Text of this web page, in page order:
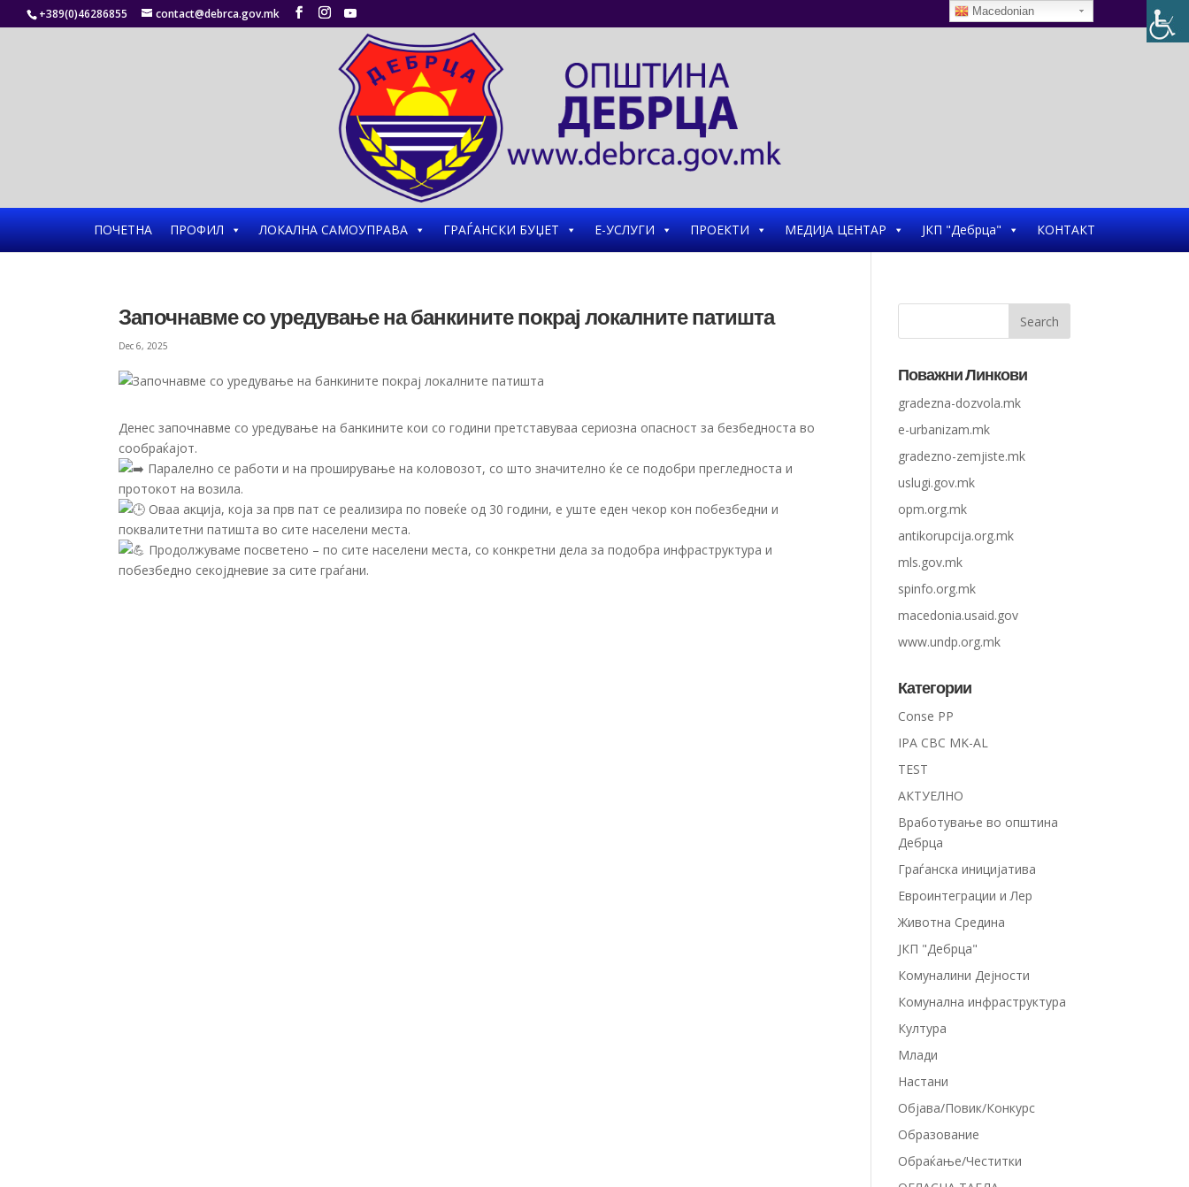
+389(0)46286855 contact@debrca.gov.mk
ПОЧЕТНА ПРОФИЛ ЛОКАЛНА САМОУПРАВА ГРАЃАНСКИ БУЏЕТ Е-УСЛУГИ ПРОЕКТИ МЕДИЈА ЦЕНТАР ЈКП "Дебрца" КОНТАКТ
Започнавме со уредување на банкините покрај локалните патишта
Dec 6, 2025
Денес започнавме со уредување на банкините кои со години претставуваа сериозна опасност за безбедноста во
сообраќајот.
Паралелно се работи и на проширување на коловозот, со што значително ќе се подобри прегледноста и
протокот на возила.
Оваа акција, која за прв пат се реализира по повеќе од 30 години, е уште еден чекор кон побезбедни и
поквалитетни патишта во сите населени места.
Продолжуваме посветено – по сите населени места, со конкретни дела за подобра инфраструктура и
побезбедно секојдневие за сите граѓани.
Поважни Линкови
gradezna-dozvola.mk
e-urbanizam.mk
gradezno-zemjiste.mk
uslugi.gov.mk
opm.org.mk
antikorupcija.org.mk
mls.gov.mk
spinfo.org.mk
macedonia.usaid.gov
www.undp.org.mk
Категории
Conse PP
IPA CBC MK-AL
TEST
АКТУЕЛНО
Вработување во општина
Дебрца
Граѓанска иницијатива
Евроинтеграции и Лер
Животна Средина
ЈКП "Дебрца"
Комуналини Дејности
Комунална инфраструктура
Култура
Млади
Настани
Објава/Повик/Конкурс
Образование
Обраќање/Честитки
Macedonian